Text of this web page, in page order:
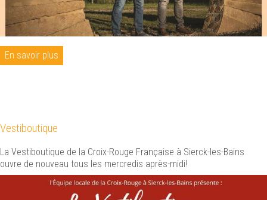
En savoir plus
Vestiboutique
La Vestiboutique de la Croix-Rouge Française à Sierck-les-Bains
ouvre de nouveau tous les mercredis après-midi!